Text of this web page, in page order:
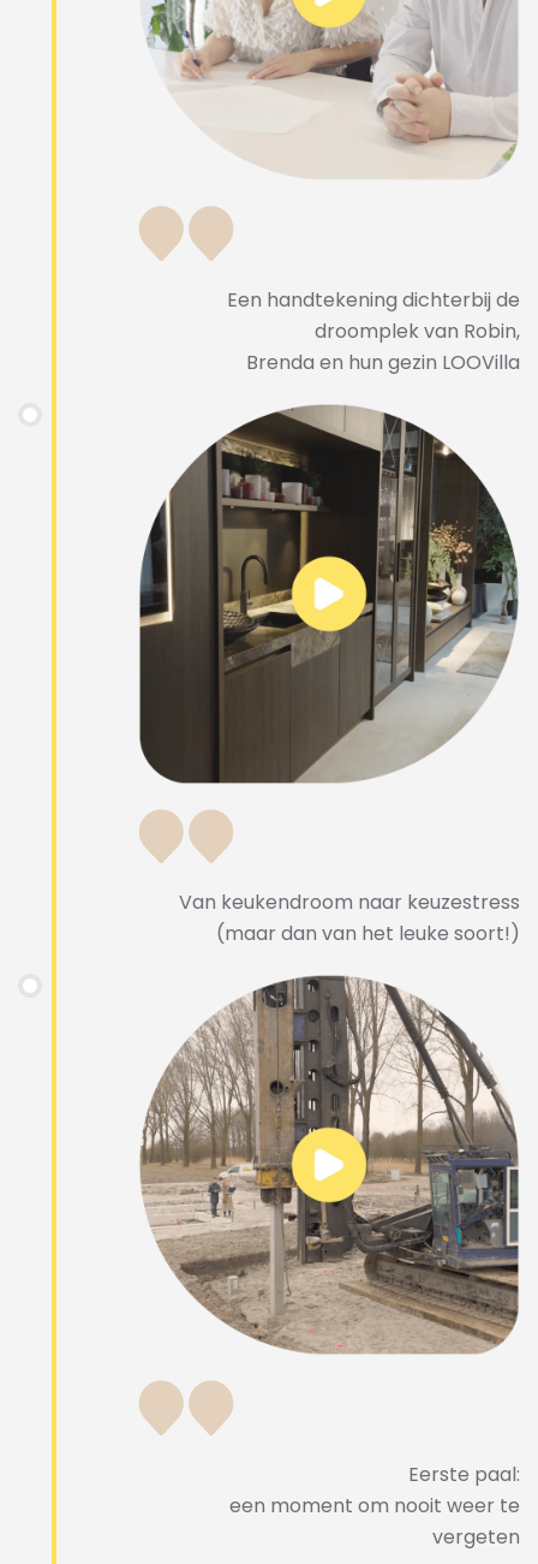
Een handtekening dichterbij de
droomplek van Robin,
Brenda en hun gezin LOOVilla
Van keukendroom naar keuzestress
(maar dan van het leuke soort!)
Eerste paal:
een moment om nooit weer te
vergeten